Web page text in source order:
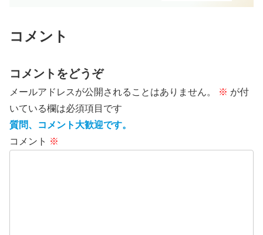
コメント
コメントをどうぞ
メールアドレスが公開されることはありません。 ※ が付
いている欄は必須項目です
質問、コメント大歓迎です。
コメント ※